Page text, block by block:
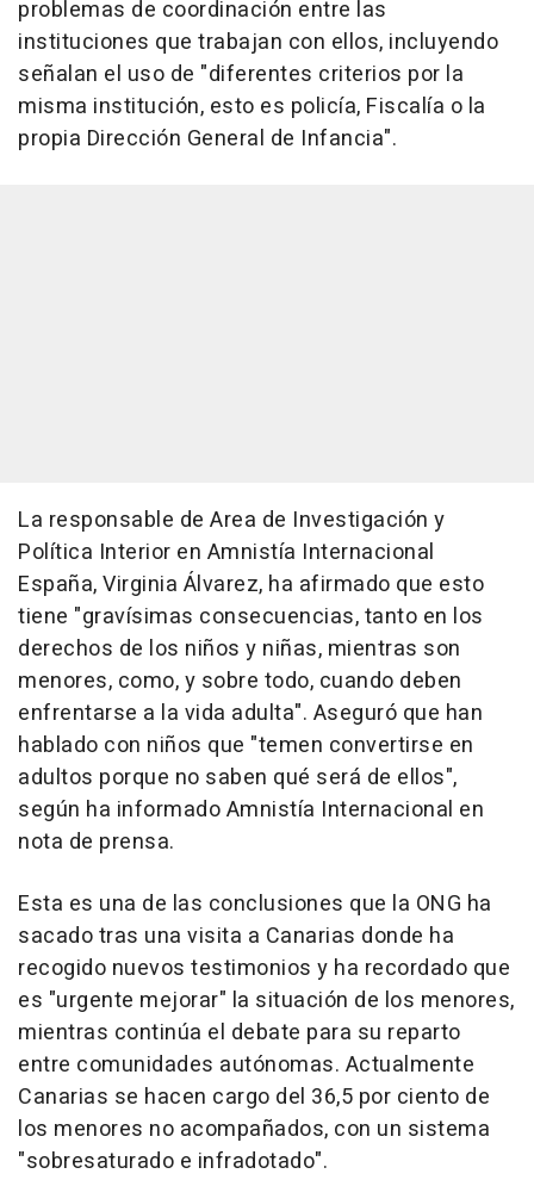
problemas de coordinación entre las
instituciones que trabajan con ellos, incluyendo
señalan el uso de "diferentes criterios por la
misma institución, esto es policía, Fiscalía o la
propia Dirección General de Infancia".
La responsable de Area de Investigación y
Política Interior en Amnistía Internacional
España, Virginia Álvarez, ha afirmado que esto
tiene "gravísimas consecuencias, tanto en los
derechos de los niños y niñas, mientras son
menores, como, y sobre todo, cuando deben
enfrentarse a la vida adulta". Aseguró que han
hablado con niños que "temen convertirse en
adultos porque no saben qué será de ellos",
según ha informado Amnistía Internacional en
nota de prensa.
Esta es una de las conclusiones que la ONG ha
sacado tras una visita a Canarias donde ha
recogido nuevos testimonios y ha recordado que
es "urgente mejorar" la situación de los menores,
mientras continúa el debate para su reparto
entre comunidades autónomas. Actualmente
Canarias se hacen cargo del 36,5 por ciento de
los menores no acompañados, con un sistema
"sobresaturado e infradotado".